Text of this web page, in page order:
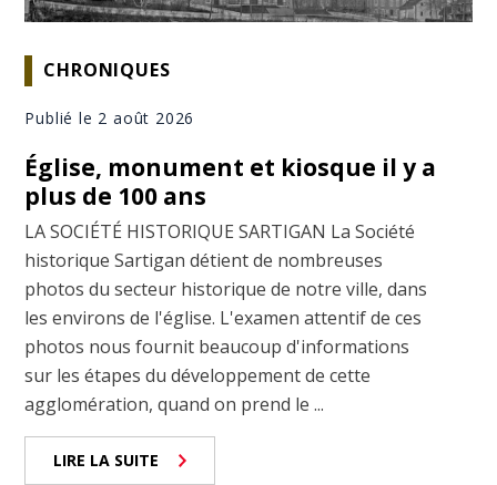
CHRONIQUES
Publié le 2 août 2026
Église, monument et kiosque il y a
plus de 100 ans
LA SOCIÉTÉ HISTORIQUE SARTIGAN La Société
historique Sartigan détient de nombreuses
photos du secteur historique de notre ville, dans
les environs de l'église. L'examen attentif de ces
photos nous fournit beaucoup d'informations
sur les étapes du développement de cette
agglomération, quand on prend le ...
LIRE LA SUITE